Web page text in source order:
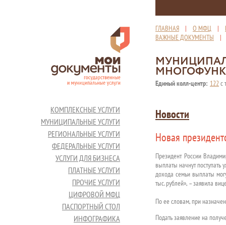
ГЛАВНАЯ | О МФЦ |
ВАЖНЫЕ ДОКУМЕНТЫ
Единый колл-центр: 122с
КОМПЛЕКСНЫЕ УСЛУГИ
МУНИЦИПАЛЬНЫЕ УСЛУГИ
РЕГИОНАЛЬНЫЕ УСЛУГИ
ФЕДЕРАЛЬНЫЕ УСЛУГИ
УСЛУГИ ДЛЯ БИЗНЕСА
ПЛАТНЫЕ УСЛУГИ
ПРОЧИЕ УСЛУГИ
ЦИФРОВОЙ МФЦ
ПАСПОРТНЫЙ СТОЛ
ИНФОГРАФИКА
Новости
Новая
Президент России
выплаты начнут поступать
дохода семьи выплаты
тыс. рублей», – заявила
По ее словам, при
Подать заявление на